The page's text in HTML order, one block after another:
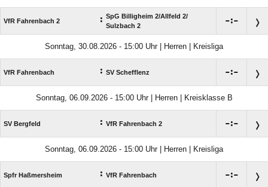
VfR Fahrenbach 2 : SpG Billigheim 2/​Allfeld 2/​
Sulzbach 2
:
Sonntag, 30.08.2026 - 15:00 Uhr | Herren | Kreisliga
VfR Fahrenbach : SV Schefflenz :
Sonntag, 06.09.2026 - 15:00 Uhr | Herren | Kreisklasse B
SV Bergfeld : VfR Fahrenbach 2 :
Sonntag, 06.09.2026 - 15:00 Uhr | Herren | Kreisliga
Spfr Haßmersheim : VfR Fahrenbach :